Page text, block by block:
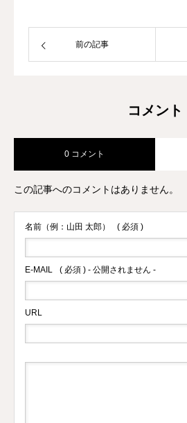
キックボクシン
として、ジム運
力を入れている。
前の記事
コメント
0 コメント
この記事へのコメントはありません。
名前（例：山田 太郎） ( 必須 )
E-MAIL ( 必須 ) - 公開されません -
URL